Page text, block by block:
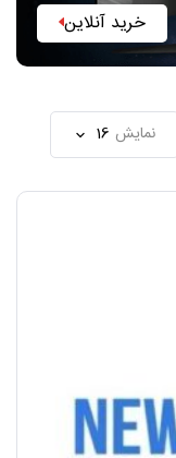
خرید آنلاین
نمایش